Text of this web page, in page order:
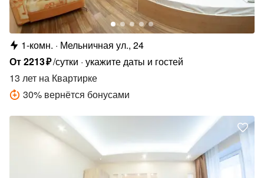
1-комн.
Мельничная ул., 24
От2213₽/сутки укажите даты и гостей
13 лет на Квартирке
30% вернётся бонусами